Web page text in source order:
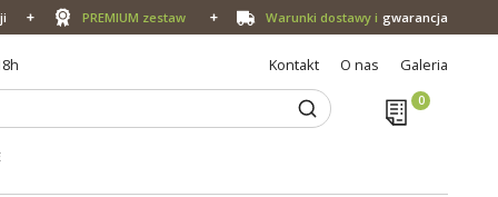
PREMIUM zestaw Warunki dostawy i gwarancja
Kontakt O nas Galeria